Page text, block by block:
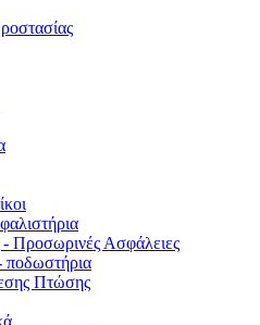
Προσωρινές Ασφάλειες
Πτώσης